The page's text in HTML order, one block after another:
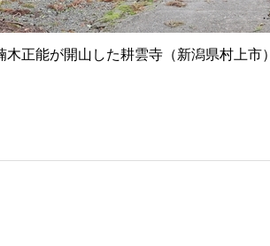
正能が開山した耕雲寺（新潟県村上市）